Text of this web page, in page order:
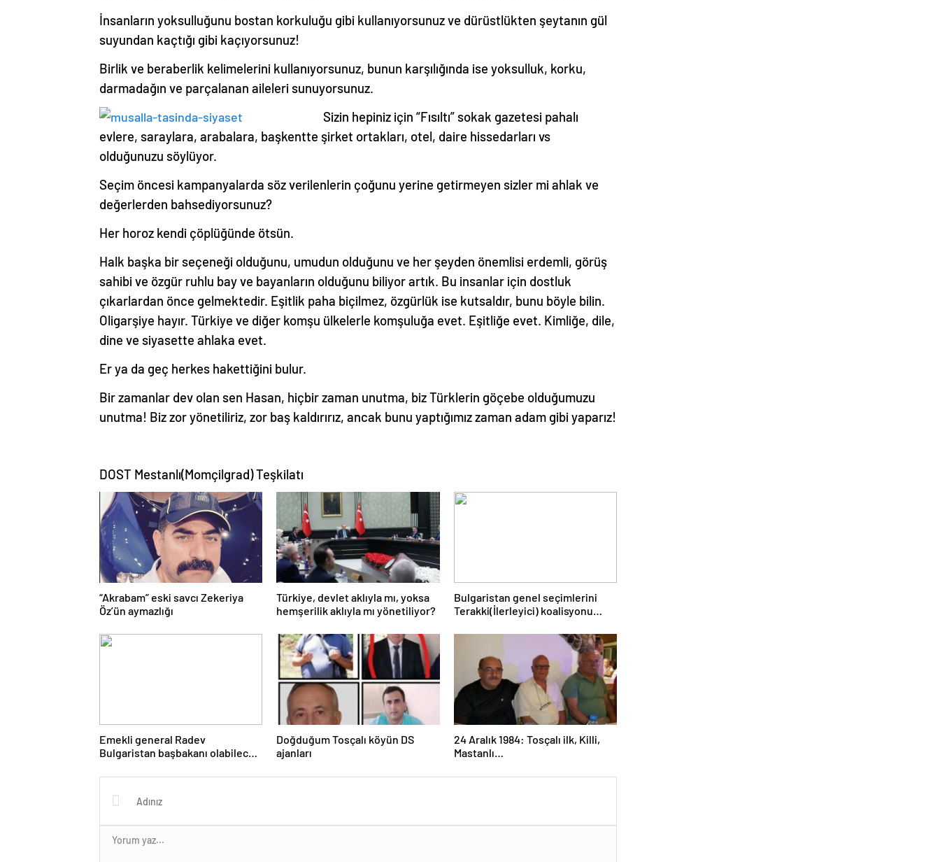
İnsanların yoksulluğunu bostan korkuluğu gibi kullanıyorsunuz ve dürüstlükten şeytanın gül
suyundan kaçtığı gibi kaçıyorsunuz!
Birlik ve beraberlik kelimelerini kullanıyorsunuz, bunun karşılığında ise yoksulluk, korku,
darmadağın ve parçalanan aileleri sunuyorsunuz.
Sizin hepiniz için “Fısıltı” sokak gazetesi pahalı
evlere, saraylara, arabalara, başkentte şirket ortakları, otel, daire hissedarları vs
olduğunuzu söylüyor.
Seçim öncesi kampanyalarda söz verilenlerin çoğunu yerine getirmeyen sizler mi ahlak ve
değerlerden bahsediyorsunuz?
Her horoz kendi çöplüğünde ötsün.
Halk başka bir seçeneği olduğunu, umudun olduğunu ve her şeyden önemlisi erdemli, görüş
sahibi ve özgür ruhlu bay ve bayanların olduğunu biliyor artık. Bu insanlar için dostluk
çıkarlardan önce gelmektedir. Eşitlik paha biçilmez, özgürlük ise kutsaldır, bunu böyle bilin.
Oligarşiye hayır. Türkiye ve diğer komşu ülkelerle komşuluğa evet. Eşitliğe evet. Kimliğe, dile,
dine ve siyasette ahlaka evet.
Er ya da geç herkes hakettiğini bulur.
Bir zamanlar dev olan sen Hasan, hiçbir zaman unutma, biz Türklerin göçebe olduğumuzu
unutma! Biz zor yönetiliriz, zor baş kaldırırız, ancak bunu yaptığımız zaman adam gibi yaparız!
DOST Mestanlı(Momçilgrad) Teşkilatı
“Akrabam” eski savcı Zekeriya
Öz’ün aymazlığı
Türkiye, devlet aklıyla mı, yoksa
hemşerilik aklıyla mı yönetiliyor?
Bulgaristan genel seçimlerini
Terakki(İlerleyici) koalisyonu
Emekli general Radev
Bulgaristan başbakanı olabilecek
Doğduğum Tosçalı köyün DS
ajanları
24 Aralık 1984: Tosçalı ilk, Killi,
Mastanlı…